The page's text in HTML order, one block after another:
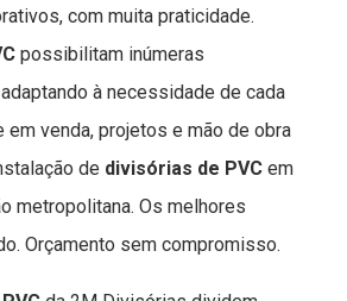
com muita praticidade.
possibilitam inúmeras
à necessidade de cada
em venda, projetos e mão de obra
de divisórias de PVC em
metropolitana. Os melhores
Orçamento sem compromisso.